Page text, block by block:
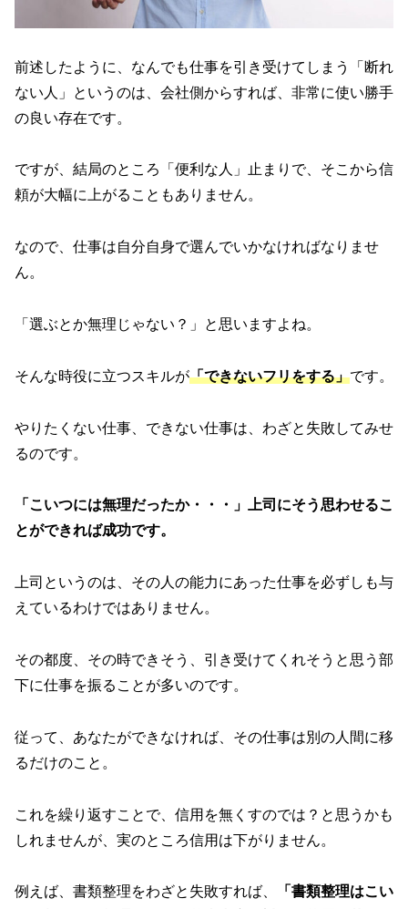
前述したように、なんでも仕事を引き受けてしまう「断れ
ない人」というのは、会社側からすれば、非常に使い勝手
の良い存在です。
ですが、結局のところ「便利な人」止まりで、そこから信
頼が大幅に上がることもありません。
なので、仕事は自分自身で選んでいかなければなりませ
ん。
「選ぶとか無理じゃない？」と思いますよね。
そんな時役に立つスキルが「できないフリをする」です。
やりたくない仕事、できない仕事は、わざと失敗してみせ
るのです。
「こいつには無理だったか・・・」上司にそう思わせるこ
とができれば成功です。
上司というのは、その人の能力にあった仕事を必ずしも与
えているわけではありません。
その都度、その時できそう、引き受けてくれそうと思う部
下に仕事を振ることが多いのです。
従って、あなたができなければ、その仕事は別の人間に移
るだけのこと。
これを繰り返すことで、信用を無くすのでは？と思うかも
しれませんが、実のところ信用は下がりません。
例えば、書類整理をわざと失敗すれば、
「書類整理はこい